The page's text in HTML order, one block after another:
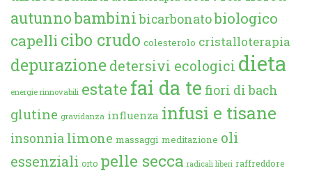
autunnobambini bicarbonatobiologico
capelli cibo crudo colesterolo cristalloterapia
depurazione detersivi ecologici dieta
energie rinnovabili estate fai da te fiori di bach
glutine gravidanza influenza infusi e tisane
insonnia limone massaggi meditazione oli
essenziali orto pelle secca radicali liberi raffreddore